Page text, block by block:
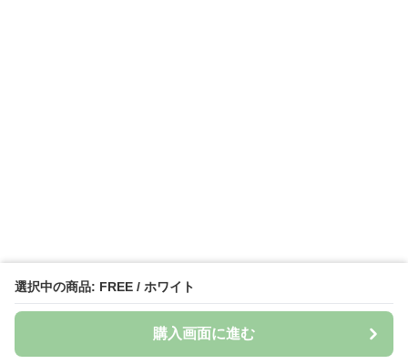
選択中の商品: FREE / ホワイト
購入画面に進む